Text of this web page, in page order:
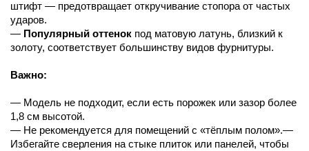
штифт — предотвращает откручивание стопора от частых
ударов.
— Популярный оттенок под матовую латунь, близкий к
золоту, соответствует большинству видов фурнитуры.
Важно:
— Модель не подходит, если есть порожек или зазор более
1,8 см высотой.
— Не рекомендуется для помещений с «тёплым полом».—
Избегайте сверления на стыке плиток или панелей, чтобы